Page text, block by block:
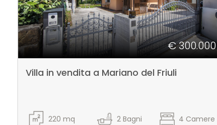
€ 300.000
Villa in vendita a Mariano del Friuli
220 mq 2Bagni 4 Camere
4
5
minimi